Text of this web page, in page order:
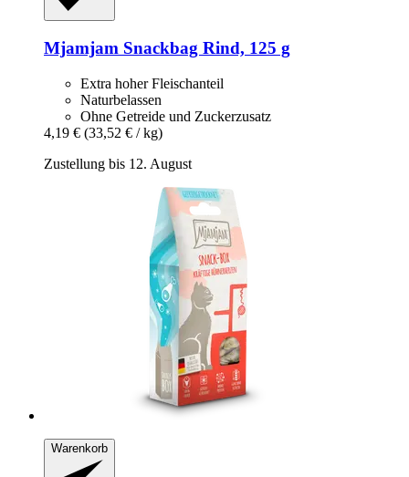
Mjamjam Snackbag Rind, 125 g
Extra hoher Fleischanteil
Naturbelassen
Ohne Getreide und Zuckerzusatz
4,19 € (33,52 € / kg)
Zustellung bis 12. August
Warenkorb